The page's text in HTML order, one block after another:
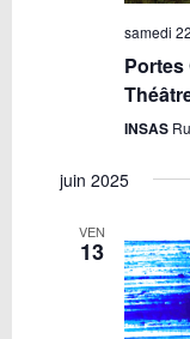
samedi
Portes
INSAS
juin 2025
VEN
13